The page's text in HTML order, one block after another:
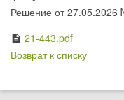
Решение от 27.05.2026
description 21-443.pdf
Возврат к списку